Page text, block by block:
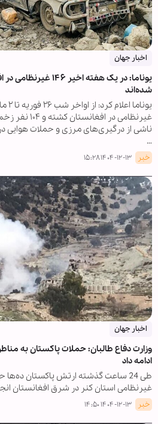
اخبار جهان
یوناما: در یک هفته
شده‌اند
غیرنظامی در
ناشی از درگیری‌های مرزی و حملات هوایی در
…
خبر ۱۴۰۴-۱۲-۱۳ ۱۵:۲۸
اخبار جهان
وزارت دفاع طالبان: حملات پاکستان به
ادامه داد
طی 24 ساعت گذشته ارتش پاکستان
غیرنظامی استان کنر در شرق افغانستان
خبر ۱۴۰۴-۱۲-۱۳ ۱۴:۵۰